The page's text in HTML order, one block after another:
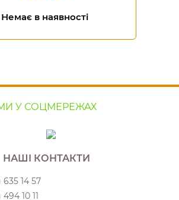
Немає в наявності
У СОЦМЕРЕЖАХ
НАШІ КОНТАКТИ
635 14 57
10 11